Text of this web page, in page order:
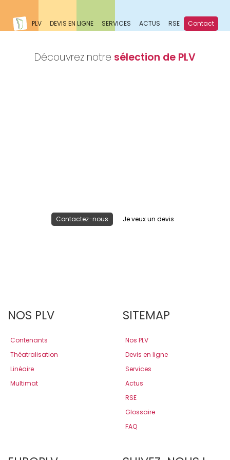
PLV DEVIS EN LIGNE SERVICES ACTUS RSE Contact
Découvrez notre sélection de PLV
Contactez-nous Je veux un devis
NOS PLV
Contenants
Théatralisation
Linéaire
Multimat
SITEMAP
Nos PLV
Devis en ligne
Services
Actus
RSE
Glossaire
FAQ